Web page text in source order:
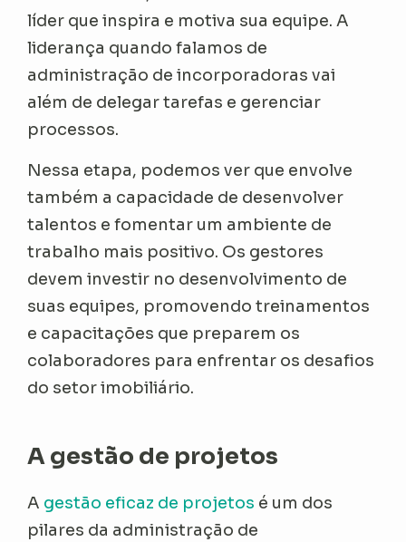
líder que inspira e motiva sua equipe. A
liderança quando falamos de
administração de incorporadoras vai
além de delegar tarefas e gerenciar
processos.
Nessa etapa, podemos ver que envolve
também a capacidade de desenvolver
talentos e fomentar um ambiente de
trabalho mais positivo. Os gestores
devem investir no desenvolvimento de
suas equipes, promovendo treinamentos
e capacitações que preparem os
colaboradores para enfrentar os desafios
do setor imobiliário.
A gestão de projetos
A gestão eficaz de projetos é um dos
pilares da administração de